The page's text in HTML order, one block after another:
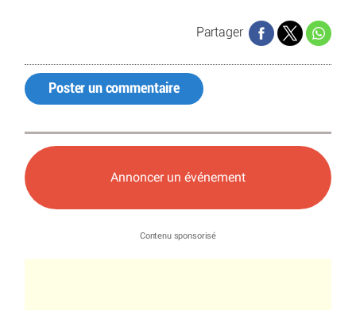
Partager
Poster un commentaire
Annoncer un événement